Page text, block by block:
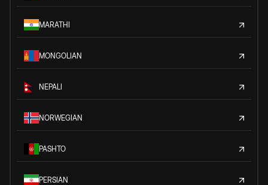
MARATHI
MONGOLIAN
NEPALI
NORWEGIAN
PASHTO
PERSIAN